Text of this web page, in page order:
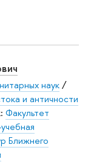
наук/
и античности
Факультет
Ближнего